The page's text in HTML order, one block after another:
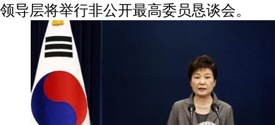
领导层将举行非公开最高委员恳谈会。